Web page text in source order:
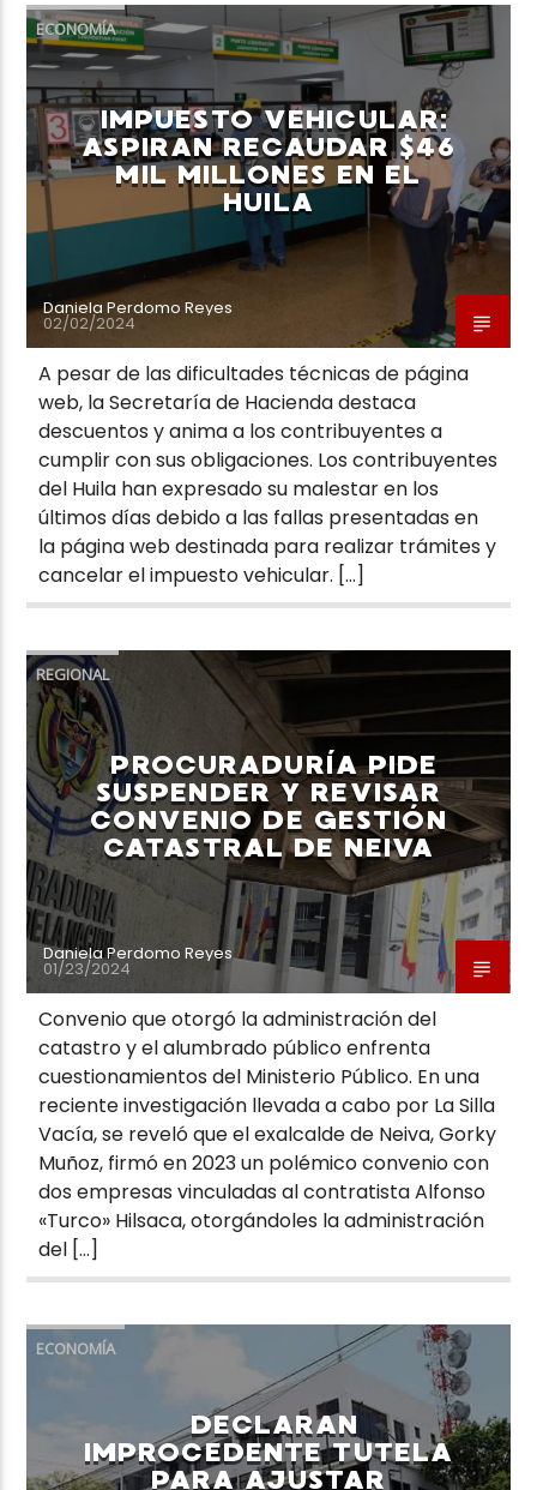
ECONOMÍA
IMPUESTO VEHICULAR:
ASPIRAN RECAUDAR $46
MIL MILLONES EN EL
HUILA
Daniela Perdomo Reyes
02/02/2024
A pesar de las dificultades técnicas de página
web, la Secretaría de Hacienda destaca
descuentos y anima a los contribuyentes a
cumplir con sus obligaciones. Los contribuyentes
del Huila han expresado su malestar en los
últimos días debido a las fallas presentadas en
la página web destinada para realizar trámites y
cancelar el impuesto vehicular. […]
REGIONAL
PROCURADURÍA PIDE
SUSPENDER Y REVISAR
CONVENIO DE GESTIÓN
CATASTRAL DE NEIVA
Daniela Perdomo Reyes
01/23/2024
Convenio que otorgó la administración del
catastro y el alumbrado público enfrenta
cuestionamientos del Ministerio Público. En una
reciente investigación llevada a cabo por La Silla
Vacía, se reveló que el exalcalde de Neiva, Gorky
Muñoz, firmó en 2023 un polémico convenio con
dos empresas vinculadas al contratista Alfonso
«Turco» Hilsaca, otorgándoles la administración
del […]
ECONOMÍA
DECLARAN
IMPROCEDENTE TUTELA
PARA AJUSTAR